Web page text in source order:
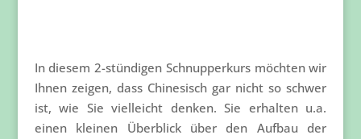
In diesem 2-stündigen Schnupperkurs möchten wir
Ihnen zeigen, dass Chinesisch gar nicht so schwer
ist, wie Sie vielleicht denken. Sie erhalten u.a.
einen kleinen Überblick über den Aufbau der